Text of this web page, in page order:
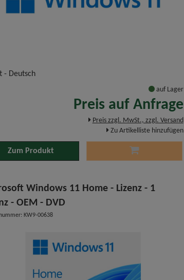
- Deutsch
auf Lager
Preis auf Anfrage
Preis zzgl. MwSt., zzgl. Versand
Zu Artikelliste hinzufügen
Zum Produkt
Windows 11 Home - Lizenz - 1
- OEM - DVD
KW9-00638